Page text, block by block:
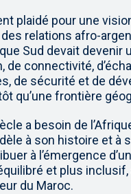
plaidé pour une
relations afro-
Sud devait devenir
de connectivité,
de sécurité et de
qu’une frontière
a besoin de
à son histoire et à
à l’émergence
et plus inclusif,
du Maroc.